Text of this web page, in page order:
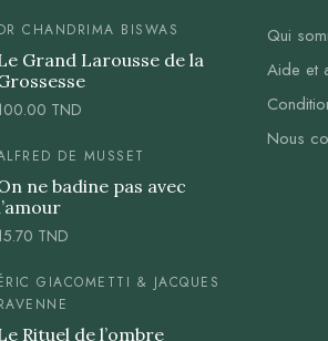
CHANDRIMA BISWAS
Grand Larousse de la
TND
DE MUSSET
ne badine pas avec
TND
GIACOMETTI & JACQUES
Rituel de l’ombre
Qui
Aide et
Nous